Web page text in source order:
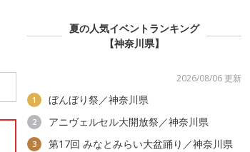
夏の人気イベントランキング
【神奈川県】
2026/08/06 更新
1 ぼんぼり祭／神奈川県
2 アニヴェルセル大開放祭／神奈川県
3 第17回 みなとみらい大盆踊り／神奈川県